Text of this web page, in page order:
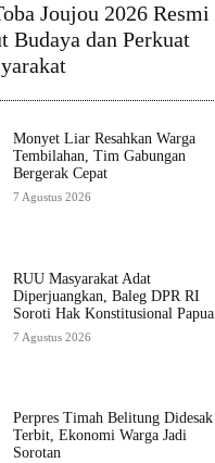
Joujou 2026 Resmi
Budaya dan Perkuat
Monyet Liar Resahkan Warga
Tembilahan, Tim Gabungan
Bergerak Cepat
7 Agustus 2026
RUU Masyarakat Adat
Diperjuangkan, Baleg DPR RI
Soroti Hak Konstitusional Papua
7 Agustus 2026
Perpres Timah Belitung Didesak
Terbit, Ekonomi Warga Jadi
Sorotan